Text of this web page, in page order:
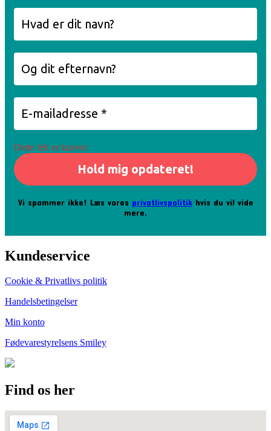
Dette felt er krævet
Vi spammer ikke! Læs vores privatlivspolitikhvis du vil vide
mere.
Kundeservice
Cookie & Privatlivs politik
Handelsbetingelser
Min konto
Fødevarestyrelsens Smiley
Find os her